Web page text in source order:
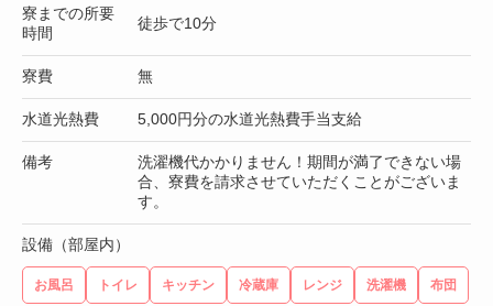
寮までの所要
時間
徒歩で10分
寮費 無
水道光熱費 5,000円分の水道光熱費手当支給
備考
洗濯機代かかりません！期間が満了できない場
合、寮費を請求させていただくことがございま
す。
設備（部屋内）
お風呂 トイレ キッチン 冷蔵庫 レンジ 洗濯機 布団